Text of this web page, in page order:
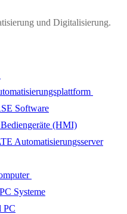
und Digitalisierung.
Software
(HMI)
Automatisierungsserver
Systeme
PC